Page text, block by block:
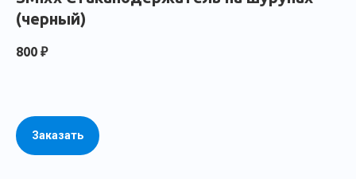
(черный)
800 ₽
Заказать